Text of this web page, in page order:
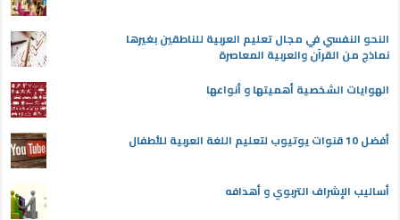
النحو النفسي في مجال تعليم العربية للناطقين بغيرها
نماذج من القرآن والعربية المعاصرة
الهوايات الشخصية أهميتها و أنواعها
أفضل 10 قنوات يوتيوب لتعليم اللغة العربية للأطفال
أساليب الإشراف التربوي و أهدافه